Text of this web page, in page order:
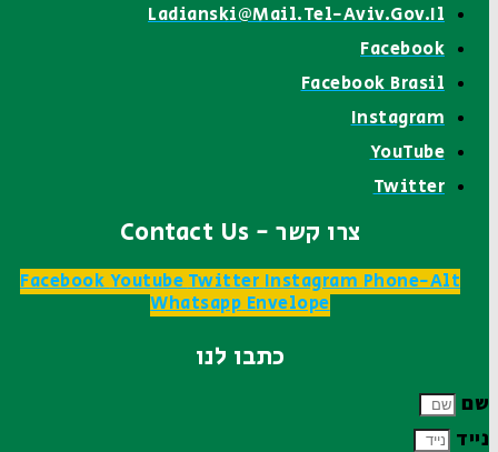
Ladianski@mail.tel-Aviv.gov.il
Facebook
Facebook Brasil
Instagram
YouTube
Twitter
צרו קשר - Contact Us
FacebookYoutubeTwitterInstagramPhone-Alt
WhatsappEnvelope
כתבו לנו
שם
נייד